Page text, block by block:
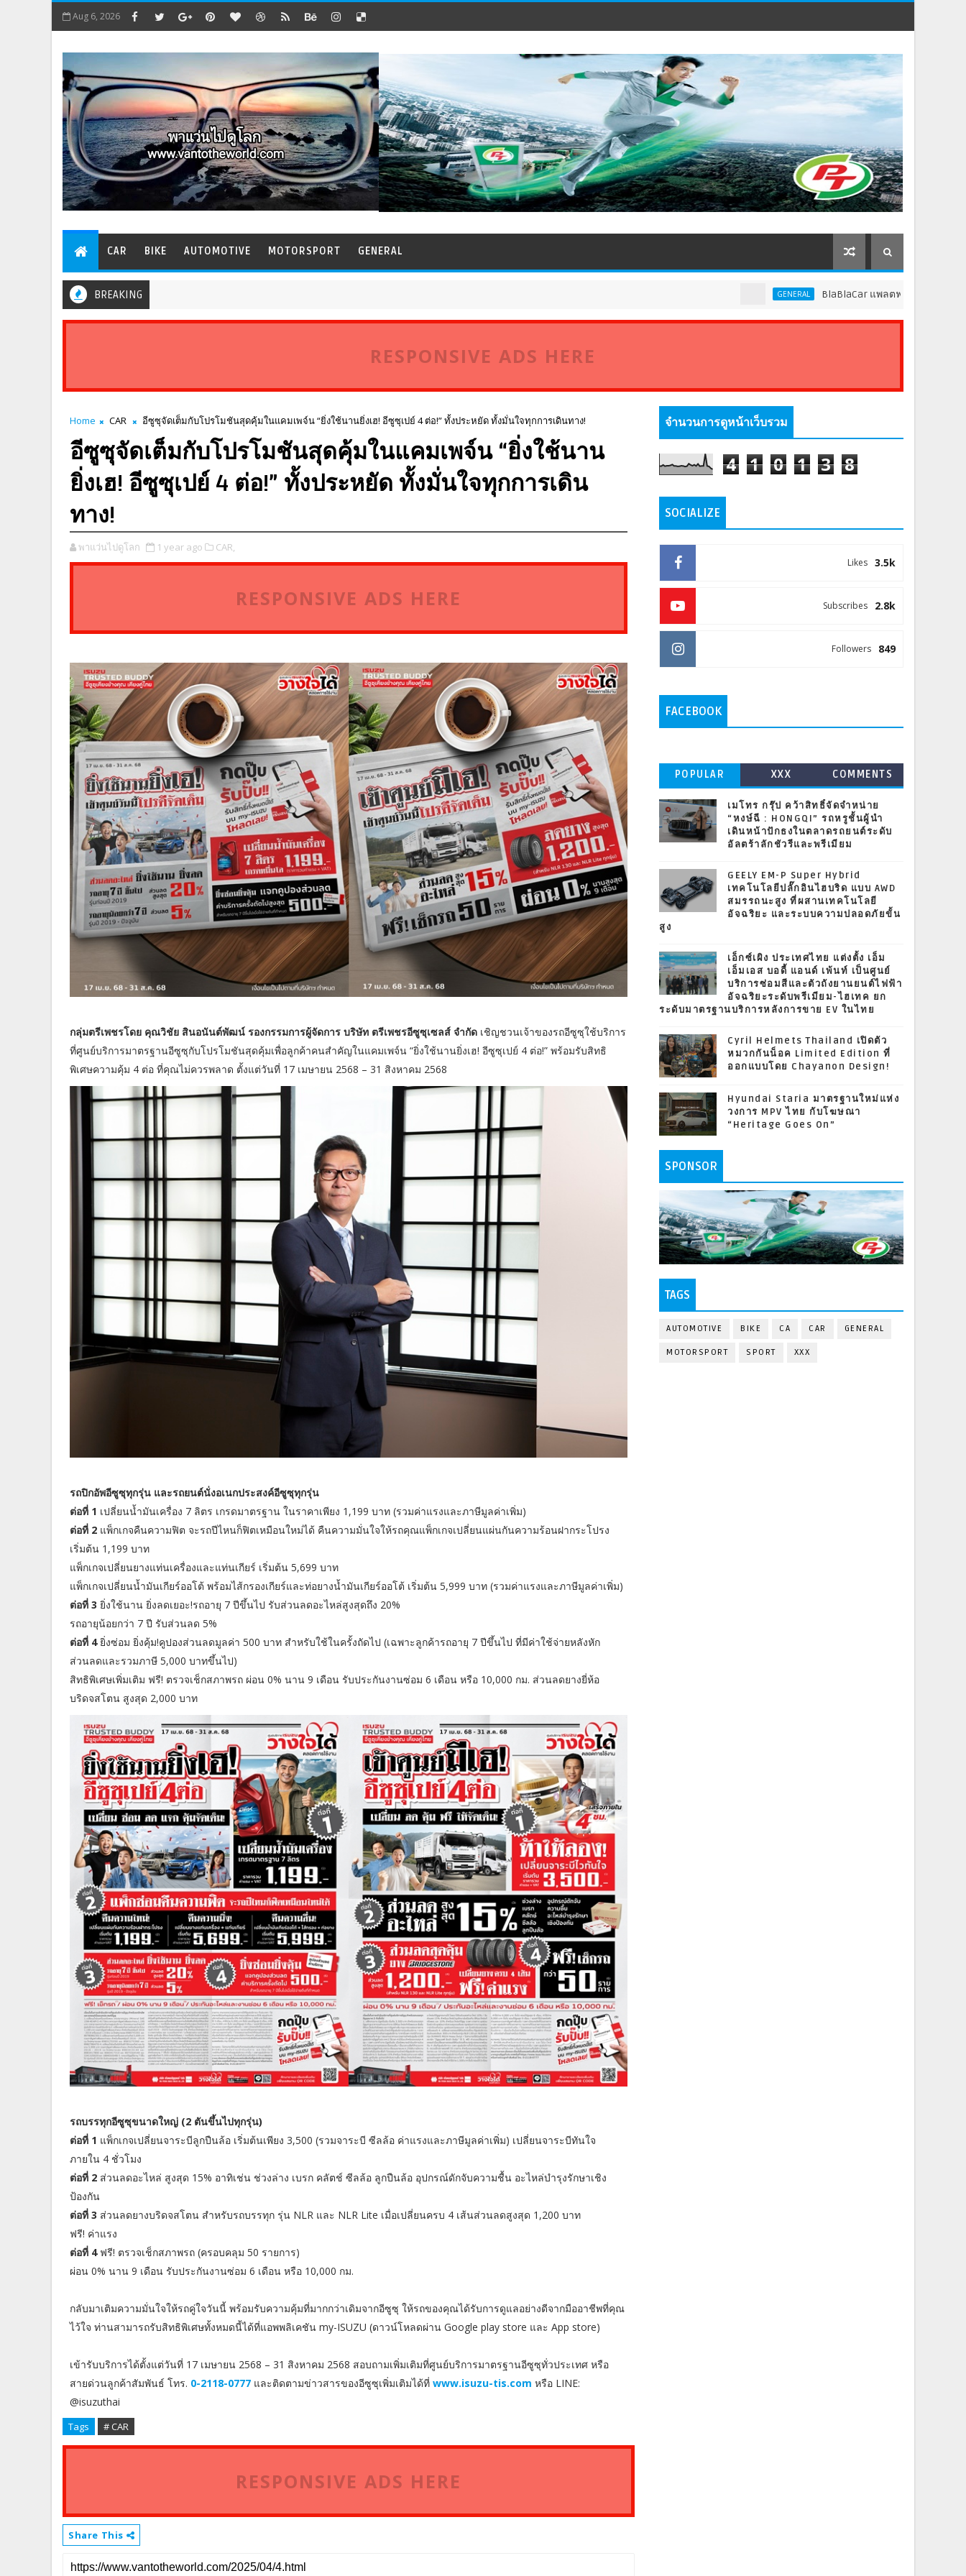
Aug 6, 2026
CAR BIKE AUTOMOTIVE MOTORSPORT GENERAL
BREAKING BlaBlaCar แพลตฟอร์มคาร์พูลชั้นนำระดับโล
RESPONSIVE ADS HERE
Home CAR อีซูซุจัดเต็มกับโปรโมชันสุดคุ้มในแคมเพจ์น “ยิ่งใช้นานยิ่งเฮ! อีซูซุเปย์ 4 ต่อ!” ทั้งประหยัด ทั้งมั่นใจทุกการเดินทาง!
อีซูซุจัดเต็มกับโปรโมชันสุดคุ้มในแคมเพจ์น “ยิ่งใช้นาน
ยิ่งเฮ! อีซูซุเปย์ 4 ต่อ!” ทั้งประหยัด ทั้งมั่นใจทุกการเดิน
ทาง!
พาแว่นไปดูโลก 1 year ago CAR,
RESPONSIVE ADS HERE
กลุ่มตรีเพชรโดย คุณวิชัย สินอนันต์พัฒน์ รองกรรมการผู้จัดการ บริษัท ตรีเพชรอีซูซุเซลส์ จำกัด เชิญชวนเจ้าของรถอีซูซุใช้บริการ
ที่ศูนย์บริการมาตรฐานอีซูซุกับโปรโมชันสุดคุ้มเพื่อลูกค้าคนสำคัญในแคมเพจ์น “ยิ่งใช้นานยิ่งเฮ! อีซูซุเปย์ 4 ต่อ!” พร้อมรับสิทธิ
พิเศษความคุ้ม 4 ต่อ ที่คุณไม่ควรพลาด ตั้งแต่วันที่ 17 เมษายน 2568 – 31 สิงหาคม 2568
รถปิกอัพอีซูซุทุกรุ่น และรถยนต์นั่งอเนกประสงค์อีซูซุทุกรุ่น
ต่อที่ 1 เปลี่ยนน้ำมันเครื่อง 7 ลิตร เกรดมาตรฐาน ในราคาเพียง 1,199 บาท (รวมค่าแรงและภาษีมูลค่าเพิ่ม)
ต่อที่ 2 แพ็กเกจคืนความฟิต จะรถปีไหนก็ฟิตเหมือนใหม่ได้ คืนความมั่นใจให้รถคุณแพ็กเกจเปลี่ยนแผ่นกันความร้อนฝากระโปรง
เริ่มต้น 1,199 บาท
แพ็กเกจเปลี่ยนยางแท่นเครื่องและแท่นเกียร์ เริ่มต้น 5,699 บาท
แพ็กเกจเปลี่ยนน้ำมันเกียร์ออโต้ พร้อมไส้กรองเกียร์และท่อยางน้ำมันเกียร์ออโต้ เริ่มต้น 5,999 บาท (รวมค่าแรงและภาษีมูลค่าเพิ่ม)
ต่อที่ 3 ยิ่งใช้นาน ยิ่งลดเยอะ!รถอายุ 7 ปีขึ้นไป รับส่วนลดอะไหล่สูงสุดถึง 20%
รถอายุน้อยกว่า 7 ปี รับส่วนลด 5%
ต่อที่ 4ยิ่งซ่อม ยิ่งคุ้ม!คูปองส่วนลดมูลค่า 500 บาท สำหรับใช้ในครั้งถัดไป (เฉพาะลูกค้ารถอายุ 7 ปีขึ้นไป ที่มีค่าใช้จ่ายหลังหัก
ส่วนลดและรวมภาษี 5,000 บาทขึ้นไป)
สิทธิพิเศษเพิ่มเติม ฟรี! ตรวจเช็กสภาพรถ ผ่อน 0% นาน 9 เดือน รับประกันงานซ่อม 6 เดือน หรือ 10,000 กม. ส่วนลดยางยี่ห้อ
บริดจสโตน สูงสุด 2,000 บาท
รถบรรทุกอีซูซุขนาดใหญ่ (2 ตันขึ้นไปทุกรุ่น)
ต่อที่ 1 แพ็กเกจเปลี่ยนจาระบีลูกปืนล้อ เริ่มต้นเพียง 3,500 (รวมจาระบี ซีลล้อ ค่าแรงและภาษีมูลค่าเพิ่ม) เปลี่ยนจาระบีทันใจ
ภายใน 4 ชั่วโมง
ต่อที่ 2 ส่วนลดอะไหล่ สูงสุด 15% อาทิเช่น ช่วงล่าง เบรก คลัตช์ ซีลล้อ ลูกปืนล้อ อุปกรณ์ดักจับความชื้น อะไหล่บำรุงรักษาเชิง
ป้องกัน
ต่อที่ 3 ส่วนลดยางบริดจสโตน สำหรับรถบรรทุก รุ่น NLR และ NLR Lite เมื่อเปลี่ยนครบ 4 เส้นส่วนลดสูงสุด 1,200 บาท
ฟรี! ค่าแรง
ต่อที่ 4ฟรี! ตรวจเช็กสภาพรถ (ครอบคลุม 50 รายการ)
ผ่อน 0% นาน 9 เดือน รับประกันงานซ่อม 6 เดือน หรือ 10,000 กม.
กลับมาเติมความมั่นใจให้รถคู่ใจวันนี้ พร้อมรับความคุ้มที่มากกว่าเดิมจากอีซูซุ ให้รถของคุณได้รับการดูแลอย่างดีจากมืออาชีพที่คุณ
ไว้ใจ ท่านสามารถรับสิทธิพิเศษทั้งหมดนี้ได้ที่แอพพลิเคชัน my-ISUZU (ดาวน์โหลดผ่าน Google play store และ App store)
เข้ารับบริการได้ตั้งแต่วันที่ 17 เมษายน 2568 – 31 สิงหาคม 2568 สอบถามเพิ่มเติมที่ศูนย์บริการมาตรฐานอีซูซุทั่วประเทศ หรือ
สายด่วนลูกค้าสัมพันธ์ โทร. 0-2118-0777 และติดตามข่าวสารของอีซูซุเพิ่มเติมได้ที่ www.isuzu-tis.com หรือ LINE:
@isuzuthai
Tags # CAR
RESPONSIVE ADS HERE
Share This
จำนวนการดูหน้าเว็บรวม
4 1 0 1 3 8
SOCIALIZE
3.5k
Likes
2.8k
Subscribes
849
Followers
FACEBOOK
POPULAR XXX COMMENTS
เมโทร กรุ๊ป คว้าสิทธิ์จัดจำหน่าย
“หงษ์ฉี : HONGQI” รถหรูชั้นผู้นำ
เดินหน้าปักธงในตลาดรถยนต์ระดับ
อัลตร้าลักชัวรีและพรีเมียม
GEELY EM-P Super Hybrid
เทคโนโลยีปลั๊กอินไฮบริด แบบ AWD
สมรรถนะสูง ที่ผสานเทคโนโลยี
อัจฉริยะ และระบบความปลอดภัยขั้น
สูง
เอ็กซ์เผิง ประเทศไทย แต่งตั้ง เอ็ม
เอ็มเอส บอดี้ แอนด์ เพ้นท์ เป็นศูนย์
บริการซ่อมสีและตัวถังยานยนต์ไฟฟ้า
อัจฉริยะระดับพรีเมียม-ไฮเทค ยก
ระดับมาตรฐานบริการหลังการขาย EV ในไทย
Cyril Helmets Thailand เปิดตัว
หมวกกันน็อค Limited Edition ที่
ออกแบบโดย Chayanon Design!
Hyundai Staria มาตรฐานใหม่แห่ง
วงการ MPV ไทย กับโฆษณา
“Heritage Goes On”
SPONSOR
TAGS
AUTOMOTIVE BIKE CA CAR GENERAL
MOTORSPORT SPORT XXX